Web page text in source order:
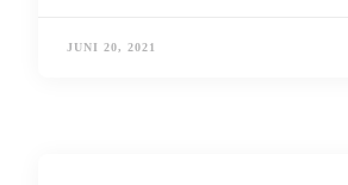
JUNI 20, 2021